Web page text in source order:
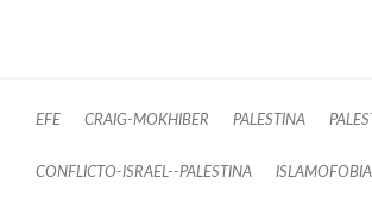
EFE CRAIG-MOKHIBER PALESTINA
CONFLICTO-ISRAEL--PALESTINA ISLAMOFOBIA